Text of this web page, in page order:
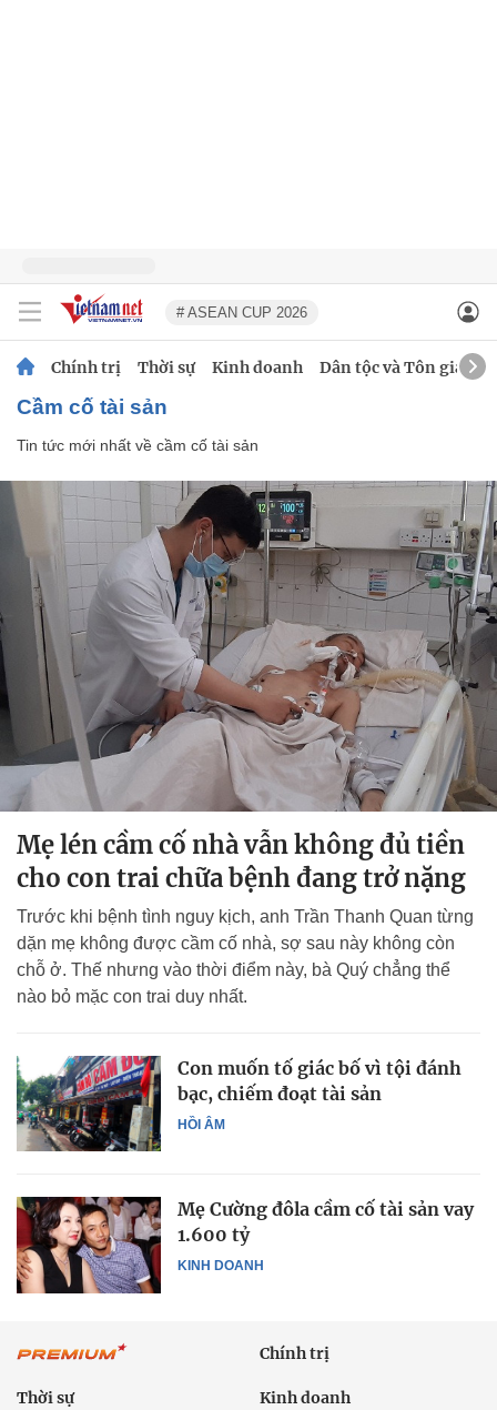
# ASEAN CUP 2026
Chính trị Thời sự Kinh doanh Dân tộc và Tôn giáo
cầm cố tài sản
Tin tức mới nhất về cầm cố tài sản
Mẹ lén cầm cố nhà vẫn không đủ tiền
cho con trai chữa bệnh đang trở nặng
Trước khi bệnh tình nguy kịch, anh Trần Thanh Quan từng
dặn mẹ không được cầm cố nhà, sợ sau này không còn
chỗ ở. Thế nhưng vào thời điểm này, bà Quý chẳng thể
nào bỏ mặc con trai duy nhất.
HỒI ÂM
Con muốn tố giác bố vì tội đánh
bạc, chiếm đoạt tài sản
KINH DOANH
Mẹ Cường đôla cầm cố tài sản vay
1.600 tỷ
Chính trị
Thời sự Kinh doanh